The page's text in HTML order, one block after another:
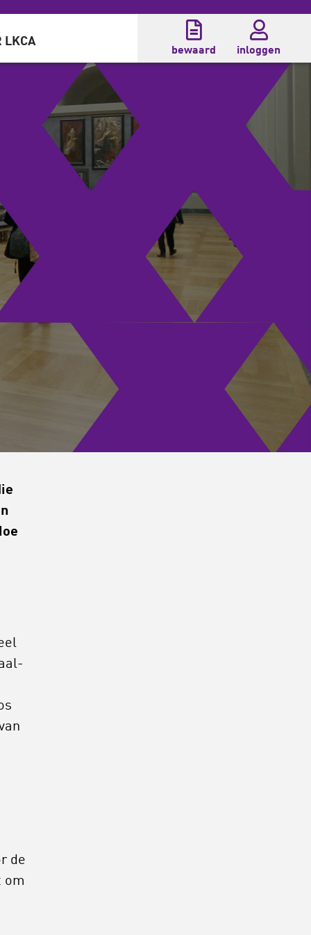
LKCA
bewaard inloggen
de
om